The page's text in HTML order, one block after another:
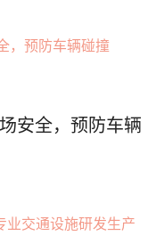
安全，预防车辆